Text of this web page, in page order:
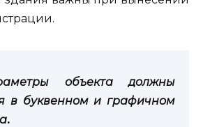
объекта должны
в буквенном и графичном
.